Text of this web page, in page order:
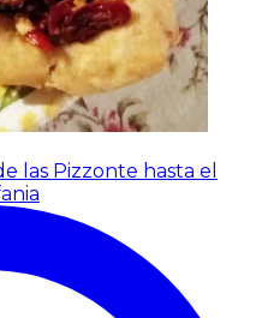
las Pizzonte hasta el